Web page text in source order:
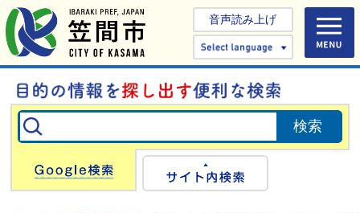
音声読み上げ
Select
Google検索